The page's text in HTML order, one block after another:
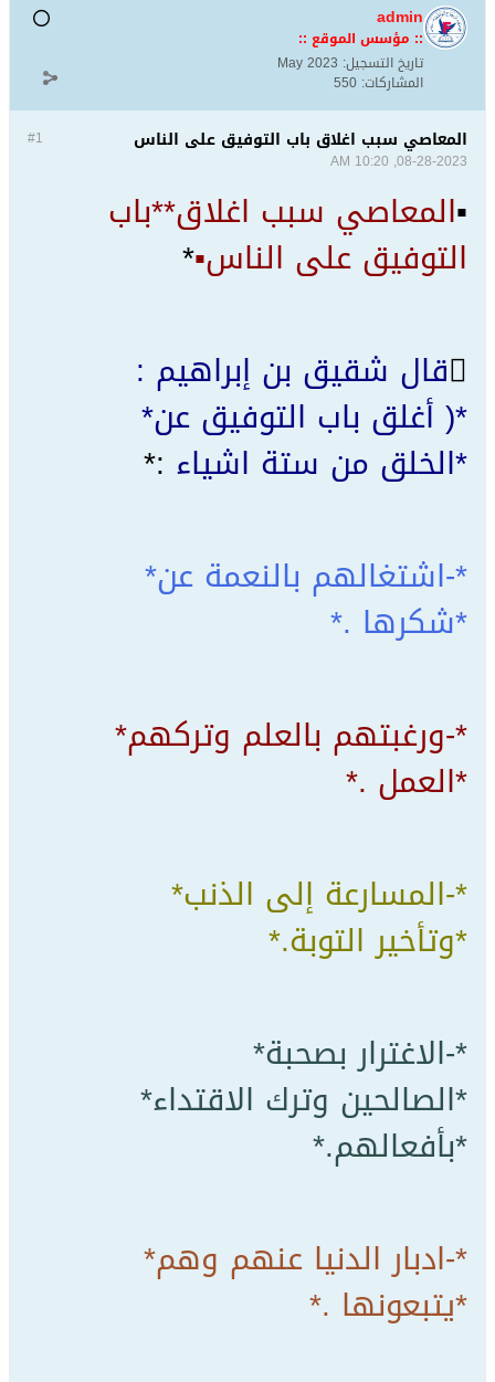
admin
:: مؤسس الموقع ::
تاريخ التسجيل: May 2023
المشاركات: 550
#1 المعاصي ﺳﺒﺐ ﺍﻏﻼﻕ ﺑﺎﺏ ﺍﻟﺘﻮﻓﻴﻖ ﻋﻠﻰ ﺍﻟﻨﺎﺱ
08-28-2023, 10:20 AM
▪المعاصي ﺳﺒﺐ ﺍﻏﻼﻕ**ﺑﺎﺏ
ﺍﻟﺘﻮﻓﻴﻖ ﻋﻠﻰ ﺍﻟﻨﺎﺱ▪*
ﻗﺎﻝ ﺷﻘﻴﻖ ﺑﻦ ﺇﺑﺮﺍﻫﻴﻢ :
*( ﺃﻏﻠﻖ ﺑﺎﺏ ﺍﻟﺘﻮﻓﻴﻖ ﻋﻦ*
*ﺍﻟﺨﻠﻖ ﻣﻦ ﺳﺘﺔ ﺍﺷﻴﺎﺀ :*
*-ﺍﺷﺘﻐﺎﻟﻬﻢ ﺑﺎﻟﻨﻌﻤﺔ ﻋﻦ*
*ﺷﻜﺮﻫﺎ .*
*-ﻭﺭﻏﺒﺘﻬﻢ ﺑﺎﻟﻌﻠﻢ ﻭﺗﺮﻛﻬﻢ*
*ﺍﻟﻌﻤﻞ .*
*-ﺍﻟﻤﺴﺎﺭﻋﺔ ﺇﻟﻰ ﺍﻟﺬﻧﺐ*
*ﻭﺗﺄﺧﻴﺮ ﺍﻟﺘﻮﺑﺔ.*
*-ﺍﻻﻏﺘﺮﺍﺭ ﺑﺼﺤﺒﺔ*
*ﺍﻟﺼﺎﻟﺤﻴﻦ ﻭﺗﺮﻙ ﺍﻻﻗﺘﺪﺍﺀ*
*ﺑﺄﻓﻌﺎﻟﻬﻢ.*
*-ﺍﺩﺑﺎﺭ ﺍﻟﺪﻧﻴﺎ ﻋﻨﻬﻢ ﻭﻫﻢ*
*ﻳﺘﺒﻌﻮﻧﻬﺎ .*